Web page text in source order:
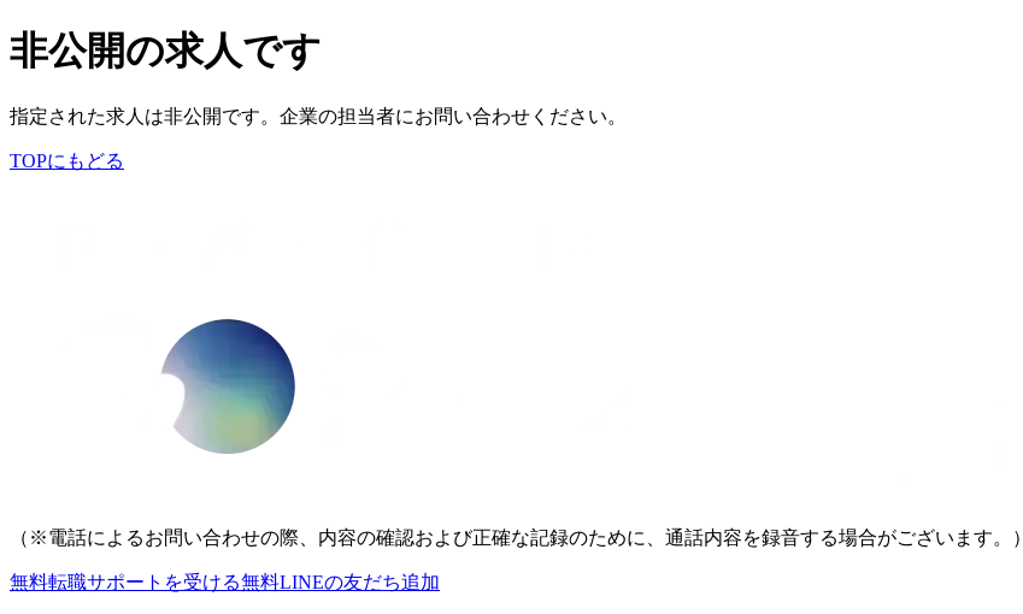
非公開の求人です
指定された求人は非公開です。企業の担当者にお問い合わせください。
TOPにもどる
（※電話によるお問い合わせの際、内容の確認および正確な記録のために、通話内容を録音する場合がございます。）
無料転職サポートを受ける無料LINEの友だち追加